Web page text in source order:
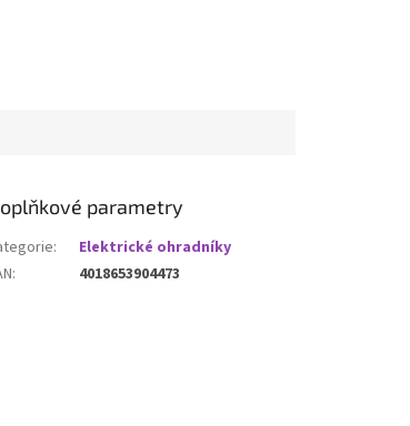
parametry
:
Elektrické ohradníky
: 4018653904473